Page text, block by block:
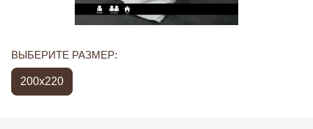
ВЫБЕРИТЕ РАЗМЕР:
200x220